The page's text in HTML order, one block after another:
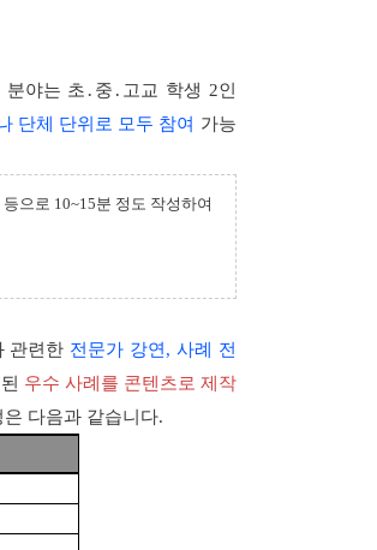
야는 초․중․고교 학생 2인
단체 단위로 모두 참여 가능
으로 10~15분 정도 작성하여
관련한 전문가 강연, 사례 전
우수 사례를 콘텐츠로 제작
다음과 같습니다.